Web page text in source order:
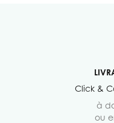
Click &
à
ou